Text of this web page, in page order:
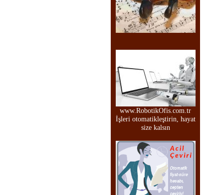
www.RobotikOfis.com.tr
İşleri otomatikleştirin, hayat
size kalsın